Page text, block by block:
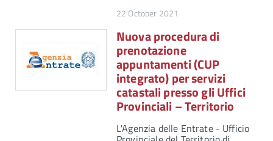
22 October 2021
Nuova procedura di
prenotazione
appuntamenti (CUP
integrato) per servizi
catastali presso gli Uffici
Provinciali – Territorio
L'Agenzia delle Entrate - Ufficio